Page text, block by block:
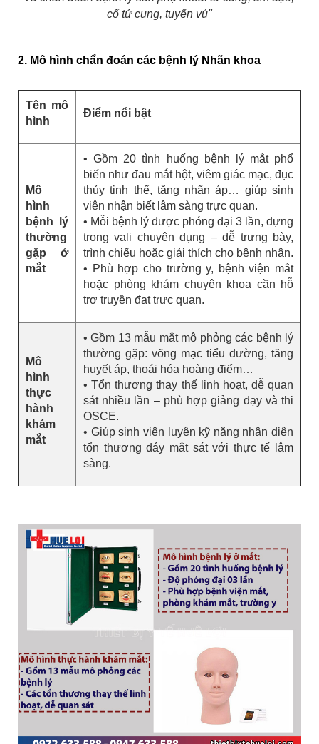
cổ tử cung, tuyến vú"
2. Mô hình chẩn đoán các bệnh lý Nhãn khoa
Tên mô
hình
Điểm nổi bật
Mô
hình
bệnh lý
thường
gặp ở
mắt
• Gồm 20 tình huống bệnh lý mắt phổ
biến như đau mắt hột, viêm giác mạc, đục
thủy tinh thể, tăng nhãn áp… giúp sinh
viên nhận biết lâm sàng trực quan.
• Mỗi bệnh lý được phóng đại 3 lần, đựng
trong vali chuyên dụng – dễ trưng bày,
trình chiếu hoặc giải thích cho bệnh nhân.
• Phù hợp cho trường y, bệnh viện mắt
hoặc phòng khám chuyên khoa cần hỗ
trợ truyền đạt trực quan.
Mô
hình
thực
hành
khám
mắt
• Gồm 13 mẫu mắt mô phỏng các bệnh lý
thường gặp: võng mạc tiểu đường, tăng
huyết áp, thoái hóa hoàng điểm…
• Tổn thương thay thế linh hoạt, dễ quan
sát nhiều lần – phù hợp giảng dạy và thi
OSCE.
• Giúp sinh viên luyện kỹ năng nhận diện
tổn thương đáy mắt sát với thực tế lâm
sàng.